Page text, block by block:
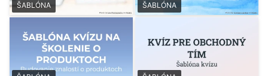
ŠABLÓNA ŠABLÓNA